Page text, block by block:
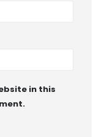
in this